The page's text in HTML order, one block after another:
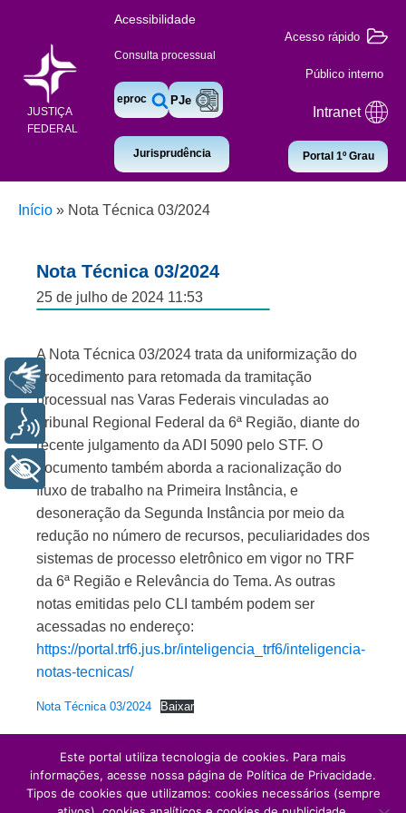
JUSTIÇA
FEDERAL
Acessibilidade
Consulta processual
eproc PJe
Jurisprudência
Acesso rápido
Público interno
Intranet
Portal 1º Grau
Início » Nota Técnica 03/2024
Nota Técnica 03/2024
25 de julho de 2024 11:53
A Nota Técnica 03/2024 trata da uniformização do
procedimento para retomada da tramitação
processual nas Varas Federais vinculadas ao
Tribunal Regional Federal da 6ª Região, diante do
recente julgamento da ADI 5090 pelo STF. O
documento também aborda a racionalização do
fluxo de trabalho na Primeira Instância, e
desoneração da Segunda Instância por meio da
redução no número de recursos, peculiaridades dos
sistemas de processo eletrônico em vigor no TRF
da 6ª Região e Relevância do Tema. As outras
notas emitidas pelo CLI também podem ser
acessadas no endereço:
https://portal.trf6.jus.br/inteligencia_trf6/inteligencia-
notas-tecnicas/
Nota Técnica 03/2024 Baixar
Este portal utiliza tecnologia de cookies. Para mais
informações, acesse nossa página de Política de Privacidade.
Tipos de cookies que utilizamos: cookies necessários (sempre
Libras
Voz
+ Acessibilidade